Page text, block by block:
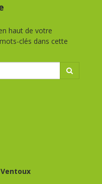
haut de votre
clés dans cette